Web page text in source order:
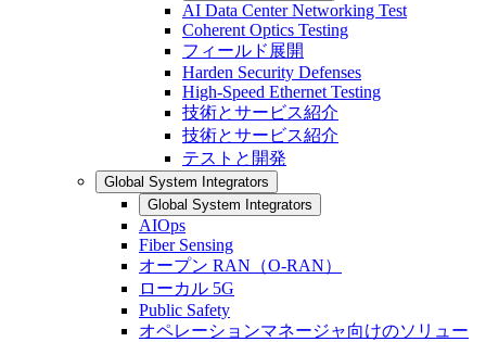
AI Data Center Networking Test
Coherent Optics Testing
フィールド展開
Harden Security Defenses
High-Speed Ethernet Testing
技術とサービス紹介
技術とサービス紹介
テストと開発
Global System Integrators
Global System Integrators
AIOps
Fiber Sensing
オープン RAN（O-RAN）
ローカル 5G
Public Safety
オペレーションマネージャ向けのソリュー